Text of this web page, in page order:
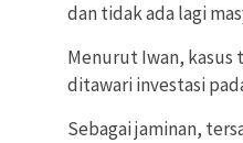
dan tidak ada lagi
Menurut Iwan, kasus
ditawari investasi
Sebagai jaminan,